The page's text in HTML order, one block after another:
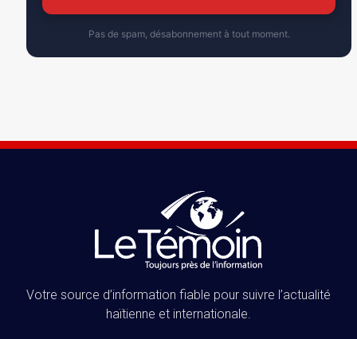
Pas de spam, désabonnement à tout moment.
Votre source d’information fiable pour suivre l’actualité
haïtienne et internationale.